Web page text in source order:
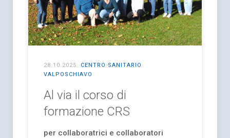
28.10.2025. CENTRO SANITARIO
VALPOSCHIAVO
Al via il corso di
formazione CRS
per collaboratrici e collaboratori